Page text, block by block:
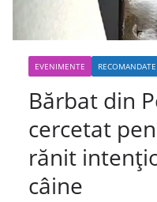
EVENIMENTE RECOMANDATE
Bărbat din
cercetat
rănit
câine